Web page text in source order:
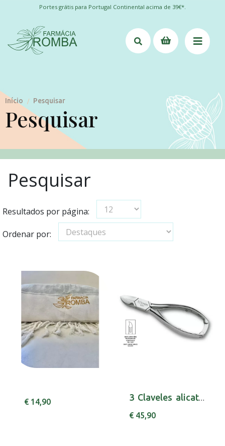
Portes grátis para Portugal Continental acima de 39€*.
Início / Pesquisar
Pesquisar
Pesquisar
Resultados por página:
Ordenar por:
€ 14,90 3 Claveles alicate pedicure 14.5cm 80064
€ 45,90